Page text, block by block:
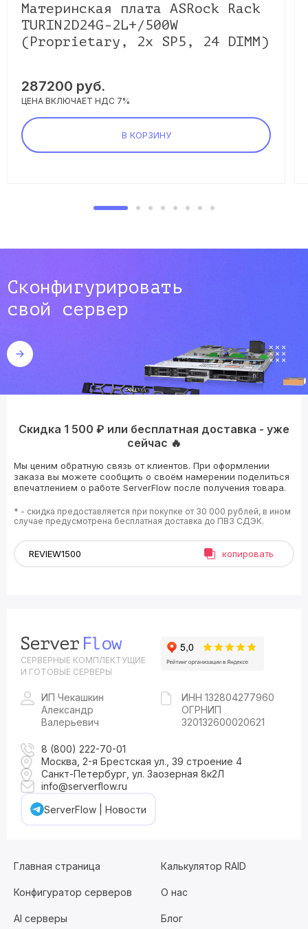
Материнская плата ASRock Rack
TURIN2D24G-2L+/500W
(Proprietary, 2x SP5, 24 DIMM)
287200 руб.
ЦЕНА ВКЛЮЧАЕТ НДС 7%
В КОРЗИНУ
Сконфигурировать
свой сервер
Скидка 1 500 ₽ или бесплатная доставка - уже
сейчас 🔥
Мы ценим обратную связь от клиентов. При оформлении
заказа вы можете сообщить о своём намерении поделиться
впечатлением о работе ServerFlow после получения товара.
* - скидка предоставляется при покупке от 30 000 рублей, в ином
случае предусмотрена бесплатная доставка до ПВЗ СДЭК.
копировать
СЕРВЕРНЫЕ КОМПЛЕКТУЩИЕ
И ГОТОВЫЕ СЕРВЕРЫ
ИП Чекашкин
Александр
Валерьевич
ИНН 132804277960
ОГРНИП
320132600020621
8 (800) 222-70-01
Москва, 2-я Брестская ул., 39 строение 4
Санкт-Петербург, ул. Заозерная 8к2Л
info@serverflow.ru
ServerFlow | Новости
Главная страница Калькулятор RAID
Конфигуратор серверов О нас
AI серверы Блог